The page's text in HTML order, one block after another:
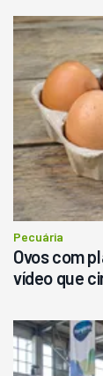
Usado
Pá
Ano
Londrina
R$
Pecuária
Ovos com
vídeo que